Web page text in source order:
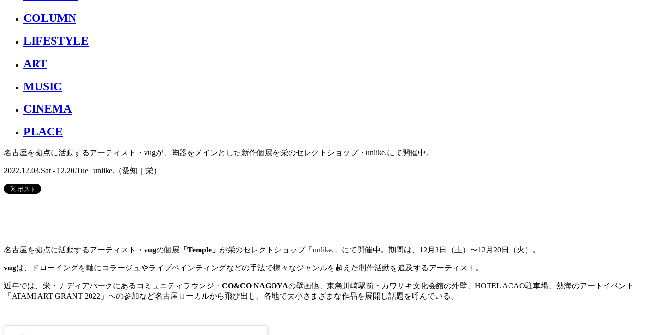
COLUMN
LIFESTYLE
ART
MUSIC
CINEMA
PLACE
名古屋を拠点に活動するアーティスト・vugが、陶器をメインとした新作個展を栄のセレクトショップ・unlike.にて開催中。
2022.12.03.Sat - 12.20.Tue | unlike.（愛知｜栄）
名古屋を拠点に活動するアーティスト・ vugの個展 「 Temple 」 が栄のセレクトショップ「 unlike. 」にて開催中。 期間は、 12 月 3日（土）〜12 月 20日（火）。
vugは、ドローイングを軸にコラージュやライブペインティングなどの手法で様々なジャンルを超えた制作活動を追及するアーティスト。
近年では、栄・ナディアパークにあるコミュニティラウンジ・ CO&CO NAGOYAの壁画他、東急川崎駅前・カワサキ文化会館の外壁、HOTEL ACAO駐車場、熱海のアートイベント
「ATAMI ART GRANT 2022」への参加など名古屋ローカルから飛び出し、各地で大小さまざまな作品を展開し話題を呼んでいる。